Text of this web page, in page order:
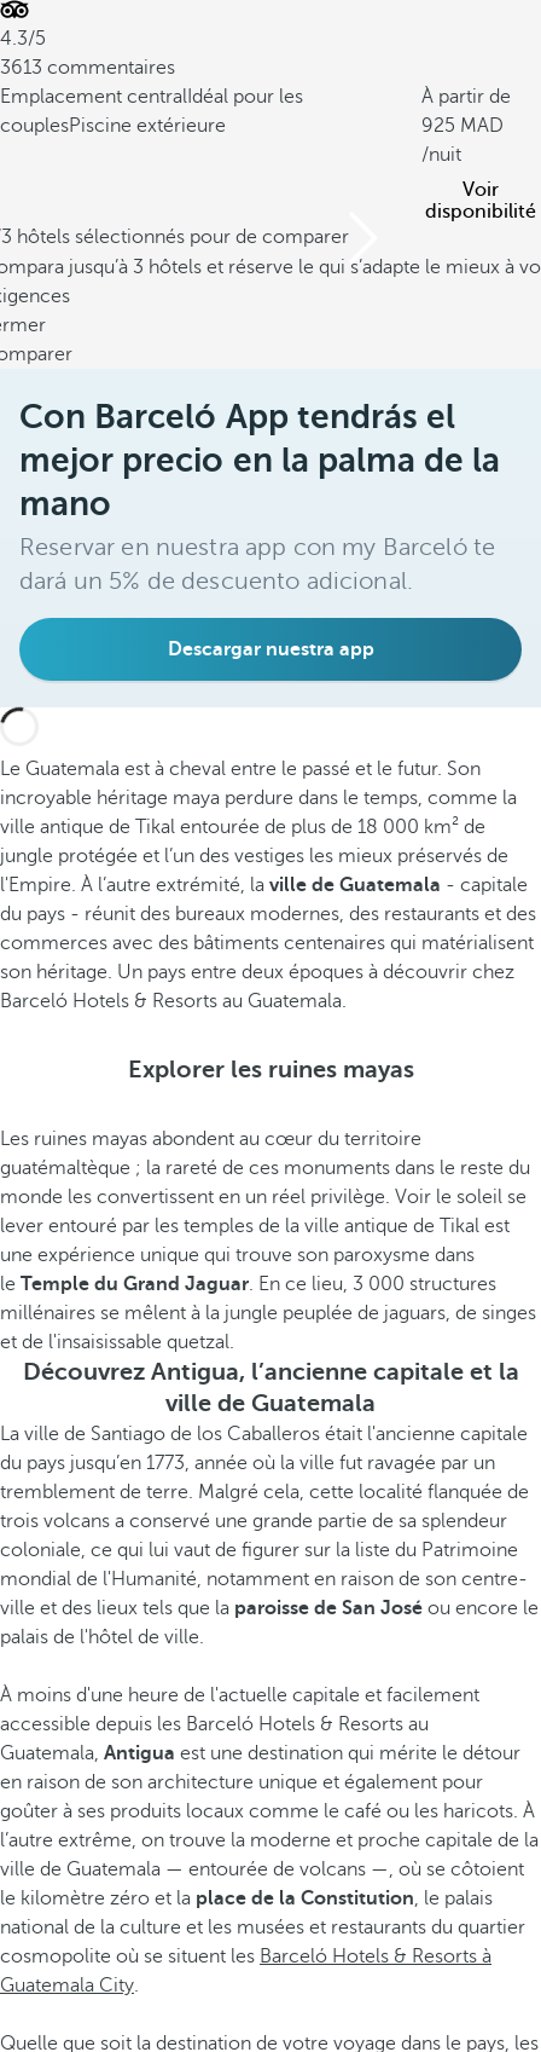
4.3/5
3613 commentaires
Emplacement central Idéal pour les
couplesPiscine extérieure
À partir de
925
/nuit
Voir
disponibilité
hôtels sélectionnés pour de comparer
jusqu’à 3 hôtels et réserve le qui s’adapte le mieux à
Con Barceló App tendrás el
mejor precio en la palma de la
mano
Reservar en nuestra app con my Barceló te
dará un 5% de descuento adicional.
Descargar nuestra app
Le Guatemala est à cheval entre le passé et le futur. Son
incroyable héritage maya perdure dans le temps, comme la
ville antique de Tikal entourée de plus de 18 000 km² de
jungle protégée et l’un des vestiges les mieux préservés de
l'Empire. À l’autre extrémité, la ville de Guatemala - capitale
du pays - réunit des bureaux modernes, des restaurants et des
commerces avec des bâtiments centenaires qui matérialisent
son héritage. Un pays entre deux époques à découvrir chez
Barceló Hotels & Resorts au Guatemala.
Explorer les ruines mayas
Les ruines mayas abondent au cœur du territoire
guatémaltèque ; la rareté de ces monuments dans le reste du
monde les convertissent en un réel privilège. Voir le soleil se
lever entouré par les temples de la ville antique de Tikal est
une expérience unique qui trouve son paroxysme dans
le Temple du Grand Jaguar. En ce lieu, 3 000 structures
millénaires se mêlent à la jungle peuplée de jaguars, de singes
et de l'insaisissable quetzal.
Découvrez Antigua, l’ancienne capitale et la
ville de Guatemala
La ville de Santiago de los Caballeros était l'ancienne capitale
du pays jusqu’en 1773, année où la ville fut ravagée par un
tremblement de terre. Malgré cela, cette localité flanquée de
trois volcans a conservé une grande partie de sa splendeur
coloniale, ce qui lui vaut de figurer sur la liste du Patrimoine
mondial de l'Humanité, notamment en raison de son centre-
ville et des lieux tels que la paroisse de San José ou encore le
palais de l'hôtel de ville.
À moins d'une heure de l'actuelle capitale et facilement
accessible depuis les Barceló Hotels & Resorts au
Guatemala, Antigua est une destination qui mérite le détour
en raison de son architecture unique et également pour
goûter à ses produits locaux comme le café ou les haricots. À
l’autre extrême, on trouve la moderne et proche capitale de la
ville de Guatemala — entourée de volcans —, où se côtoient
le kilomètre zéro et la place de la Constitution, le palais
national de la culture et les musées et restaurants du quartier
cosmopolite où se situent les Barceló Hotels & Resorts à
Guatemala City.
Quelle que soit la destination de votre voyage dans le pays, les